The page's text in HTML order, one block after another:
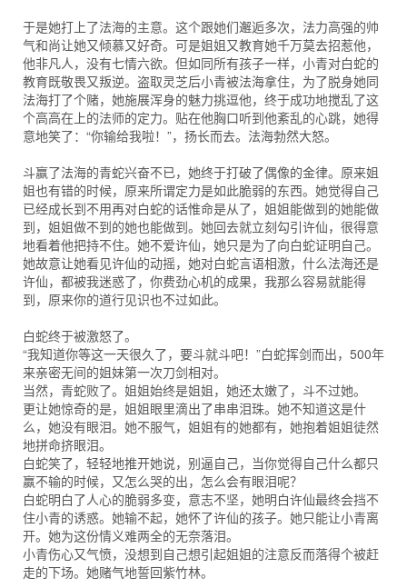
于是她打上了法海的主意。这个跟她们邂逅多次，法力高强的帅
气和尚让她又倾慕又好奇。可是姐姐又教育她千万莫去招惹他，
他非凡人，没有七情六欲。但如同所有孩子一样，小青对白蛇的
教育既敬畏又叛逆。盗取灵芝后小青被法海拿住，为了脱身她同
法海打了个赌，她施展浑身的魅力挑逗他，终于成功地搅乱了这
个高高在上的法师的定力。贴在他胸口听到他紊乱的心跳，她得
意地笑了：“你输给我啦！”，扬长而去。法海勃然大怒。
斗赢了法海的青蛇兴奋不已，她终于打破了偶像的金律。原来姐
姐也有错的时候，原来所谓定力是如此脆弱的东西。她觉得自己
已经成长到不用再对白蛇的话惟命是从了，姐姐能做到的她能做
到，姐姐做不到的她也能做到。她回去就立刻勾引许仙，很得意
地看着他把持不住。她不爱许仙，她只是为了向白蛇证明自己。
她故意让她看见许仙的动摇，她对白蛇言语相激，什么法海还是
许仙，都被我迷惑了，你费劲心机的成果，我那么容易就能得
到，原来你的道行见识也不过如此。
白蛇终于被激怒了。
“我知道你等这一天很久了，要斗就斗吧！”白蛇挥剑而出，500年
来亲密无间的姐妹第一次刀剑相对。
当然，青蛇败了。姐姐始终是姐姐，她还太嫩了，斗不过她。
更让她惊奇的是，姐姐眼里滴出了串串泪珠。她不知道这是什
么，她没有眼泪。她不服气，姐姐有的她都有，她抱着姐姐徒然
地拼命挤眼泪。
白蛇笑了，轻轻地推开她说，别逼自己，当你觉得自己什么都只
赢不输的时候，又怎么哭的出，怎么会有眼泪呢？
白蛇明白了人心的脆弱多变，意志不坚，她明白许仙最终会挡不
住小青的诱惑。她输不起，她怀了许仙的孩子。她只能让小青离
开。她为这份情义难两全的无奈落泪。
小青伤心又气愤，没想到自己想引起姐姐的注意反而落得个被赶
走的下场。她赌气地誓回紫竹林。